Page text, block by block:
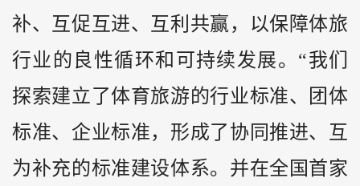
补、互促互进、互利共赢，以保障体旅
行业的良性循环和可持续发展。“我们
探索建立了体育旅游的行业标准、团体
标准、企业标准，形成了协同推进、互
为补充的标准建设体系。并在全国首家